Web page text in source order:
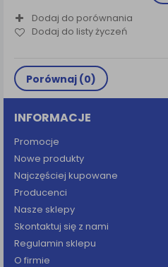
Dodaj do porównania
Dodaj do listy życzeń
Porównaj (0)
INFORMACJE
Promocje
Nowe produkty
Najczęściej kupowane
Producenci
Nasze sklepy
Skontaktuj się z nami
Regulamin sklepu
O firmie